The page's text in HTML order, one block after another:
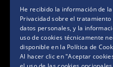
2025. Todos los
BASES Y
He recibido la información de la
Privacidadsobre el tratamiento
datos personales, y la
uso de cookies técnicamente
disponible en la Política de
Al hacer clic en "Aceptar